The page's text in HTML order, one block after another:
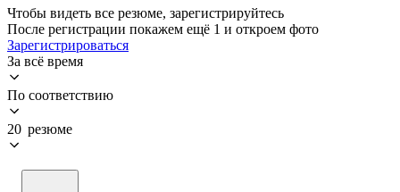
Чтобы видеть все резюме, зарегистрируйтесь
После регистрации покажем ещё 1 и откроем фото
Зарегистрироваться
За всё время
По соответствию
20 резюме